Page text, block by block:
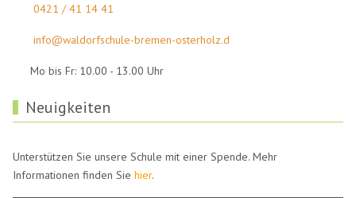
0421 / 41 14 41
info@waldorfschule-bremen-osterholz.d
Mo bis Fr: 10.00 - 13.00 Uhr
Neuigkeiten
Unterstützen Sie unsere Schule mit einer Spende. Mehr
Informationen finden Siehier.